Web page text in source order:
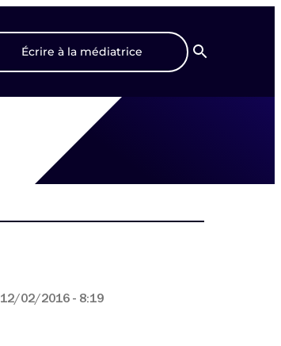
Écrire à la médiatrice
Recherche
12/02/2016 - 8:19